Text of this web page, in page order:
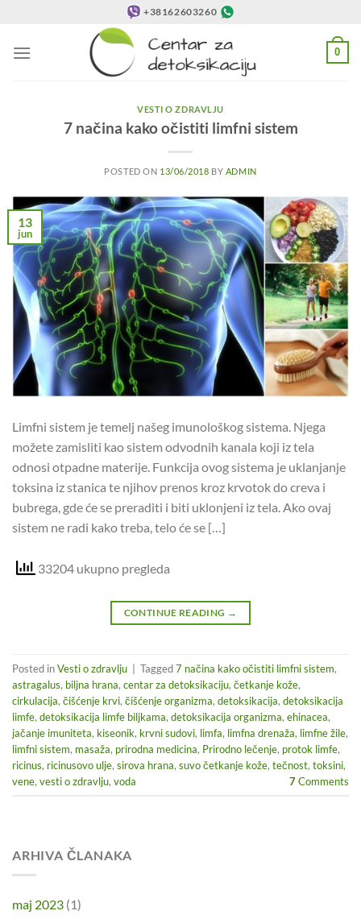
sadržaj
+38162603260
0
VESTI O ZDRAVLJU
7 načina kako očistiti limfni sistem
POSTED ON 13/06/2018 BY ADMIN
13
jun
Limfni sistem je temelj našeg imunološkog sistema. Njega
možete zamisliti kao sistem odvodnih kanala koji iz tela
odnosi otpadne materije. Funkcija ovog sistema je uklanjanje
toksina iz stanica te njihov prenos kroz krvotok do creva i
bubrega, gde će se preraditi i biti uklonjeni iz tela. Ako ovaj
sistem ne radi kako treba, telo će se […]
33204 ukupno pregleda
CONTINUE READING →
Posted inVesti o zdravlju | Tagged7 načina kako očistiti limfni sistem,
astragalus, biljna hrana, centar za detoksikaciju, četkanje kože,
cirkulacija, čišćenje krvi, čišćenje organizma, detoksikacija, detoksikacija
limfe, detoksikacija limfe biljkama, detoksikacija organizma, ehinacea,
jačanje imuniteta, kiseonik, krvni sudovi, limfa, limfna drenaža, limfne žile,
limfni sistem, masaža, prirodna medicina, Prirodno lečenje, protok limfe,
ricinus, ricinusovo ulje, sirova hrana, suvo četkanje kože, tečnost, toksini,
vene, vesti o zdravlju, voda 7Comments
ARHIVA ČLANAKA
maj 2023 (1)